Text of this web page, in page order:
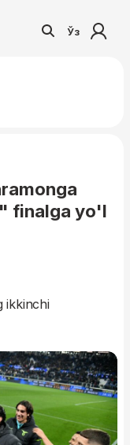
Ўз
finalga yo'l
ikkinchi